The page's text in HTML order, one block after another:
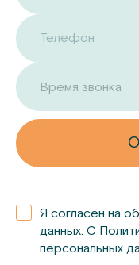
Телефон
Время звонка
Я согласен на
данных. С
персональных